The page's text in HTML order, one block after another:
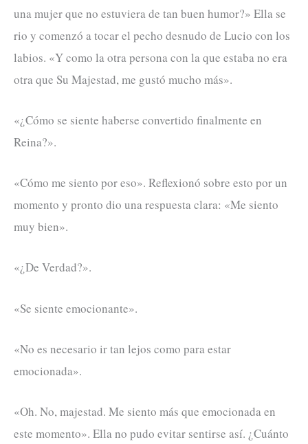
una mujer que no estuviera de tan buen humor?» Ella se
rio y comenzó a tocar el pecho desnudo de Lucio con los
labios. «Y como la otra persona con la que estaba no era
otra que Su Majestad, me gustó mucho más».
«¿Cómo se siente haberse convertido finalmente en
Reina?».
«Cómo me siento por eso». Reflexionó sobre esto por un
momento y pronto dio una respuesta clara: «Me siento
muy bien».
«¿De Verdad?».
«Se siente emocionante».
«No es necesario ir tan lejos como para estar
emocionada».
«Oh. No, majestad. Me siento más que emocionada en
este momento». Ella no pudo evitar sentirse así. ¿Cuánto